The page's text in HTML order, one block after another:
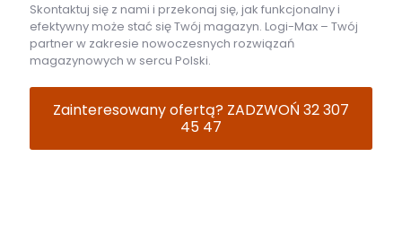
Skontaktuj się z nami i przekonaj się, jak funkcjonalny i
efektywny może stać się Twój magazyn. Logi-Max – Twój
partner w zakresie nowoczesnych rozwiązań
magazynowych w sercu Polski.
Zainteresowany ofertą? ZADZWOŃ 32 307
45 47